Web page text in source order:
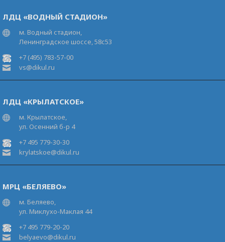
ЛДЦ «ВОДНЫЙ СТАДИОН»
м. Водный стадион,
Ленинградское шоссе, 58с53
+7 (495) 783-57-00
vs@dikul.ru
ЛДЦ «КРЫЛАТСКОЕ»
м. Крылатское,
ул. Осенний б-р 4
+7 495 779-30-30
krylatskoe@dikul.ru
МРЦ «БЕЛЯЕВО»
м. Беляево,
ул. Миклухо-Маклая 44
+7 495 779-20-20
belyaevo@dikul.ru